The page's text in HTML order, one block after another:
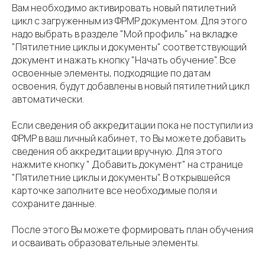
Вам необходимо активировать новый пятилетний
цикл с загруженным из ФРМР документом. Для этого
надо выбрать в разделе "Мой профиль" на вкладке
"Пятилетние циклы и документы" соответствующий
документ и нажать кнопку "Начать обучение". Все
освоенные элементы, подходящие по датам
освоения, будут добавлены в новый пятилетний цикл
автоматически.
Если сведения об аккредитации пока не поступили из
ФРМР в ваш личный кабинет, то Вы можете добавить
сведения об аккредитации вручную. Для этого
нажмите кнопку " Добавить документ" на странице
"Пятилетние циклы и документы". В открывшейся
карточке заполните все необходимые поля и
сохраните данные.
После этого Вы можете формировать план обучения
и осваивать образовательные элементы.